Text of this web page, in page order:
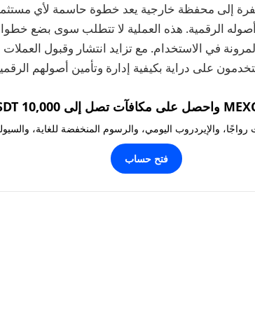
إلى محفظة خارجية يعد خطوة حاسمة لأي
الرقمية. هذه العملية لا تتطلب سوى بضع
في الاستخدام. مع تزايد انتشار وقبول
على دراية بكيفية إدارة وتأمين أصولهم
رواجًا، والإيردروب اليومي، والرسوم المنخفضة للغاية،
فتح حساب